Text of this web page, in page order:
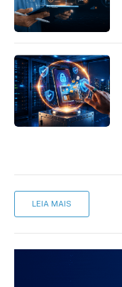
LEIA MAIS